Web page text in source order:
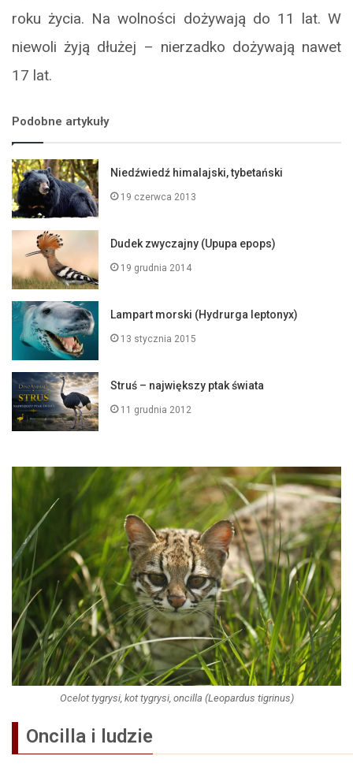
roku życia. Na wolności dożywają do 11 lat. W
niewoli żyją dłużej – nierzadko dożywają nawet
17 lat.
Podobne artykuły
Niedźwiedź himalajski, tybetański
19 czerwca 2013
Dudek zwyczajny (Upupa epops)
19 grudnia 2014
Lampart morski (Hydrurga leptonyx)
13 stycznia 2015
Struś – największy ptak świata
11 grudnia 2012
Ocelot tygrysi, kot tygrysi, oncilla (Leopardus tigrinus)
Oncilla i ludzie